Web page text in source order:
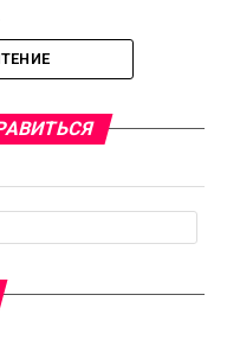
собака помогла
кабинета»